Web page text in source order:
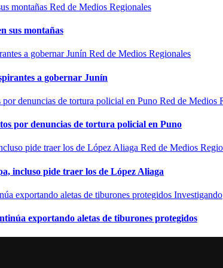
Red de Medios Regionales
sus montañas
Red de Medios Regionales
a gobernar Junín
Red de Medios
por denuncias de tortura policial en Puno
Red de Medios
incluso pide traer los de López Aliaga
Investigando
exportando aletas de tiburones protegidos